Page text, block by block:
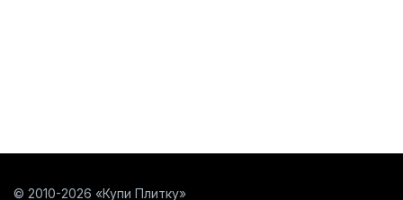
© 2010-2026 «Купи Плитку»